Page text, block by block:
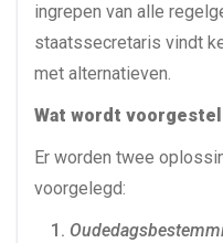
ingrepen van alle
staatssecretaris vindt
met alternatieven.
Wat wordt
Er worden twee
voorgelegd: